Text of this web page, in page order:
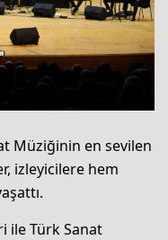
Müziğinin en sevilen
izleyicilere hem
ile Türk Sanat